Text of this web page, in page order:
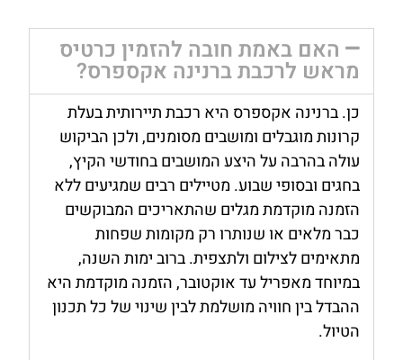
האם באמת חובה להזמין כרטיס
מראש לרכבת ברנינה אקספרס?
כן. ברנינה אקספרס היא רכבת תיירותית בעלת
קרונות מוגבלים ומושבים מסומנים, ולכן הביקוש
עולה בהרבה על היצע המושבים בחודשי הקיץ,
בחגים ובסופי שבוע. מטיילים רבים שמגיעים ללא
הזמנה מוקדמת מגלים שהתאריכים המבוקשים
כבר מלאים או שנותרו רק מקומות שפחות
מתאימים לצילום ולתצפית. ברוב ימות השנה,
במיוחד מאפריל עד אוקטובר, הזמנה מוקדמת היא
ההבדל בין חוויה מושלמת לבין שינוי של כל תכנון
הטיול.